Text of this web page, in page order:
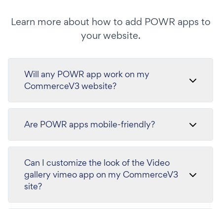
Learn more about how to add POWR apps to
your website.
Will any POWR app work on my
CommerceV3 website?
Are POWR apps mobile-friendly?
Can I customize the look of the Video
gallery vimeo app on my CommerceV3
site?